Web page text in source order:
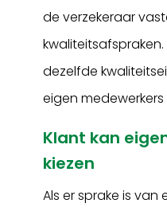
de verzekeraar
dezelfde
eigen
Klant kan
kiezen
Als er sprake is van